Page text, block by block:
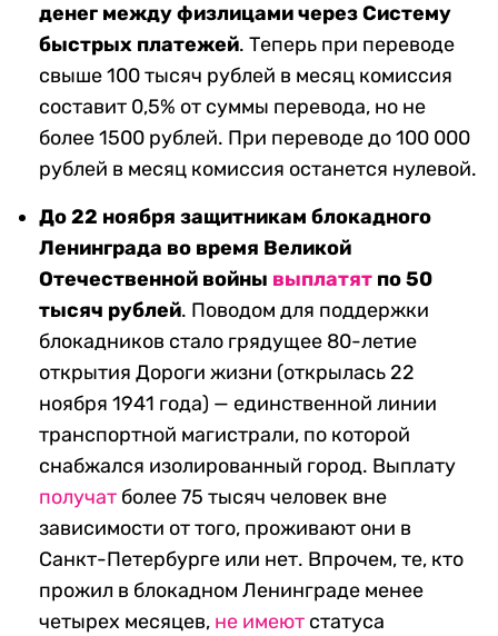
денег между физлицами через Систему
быстрых платежей. Теперь при переводе
свыше 100 тысяч рублей в месяц комиссия
составит 0,5% от суммы перевода, но не
более 1500 рублей. При переводе до 100 000
рублей в месяц комиссия останется нулевой.
До 22 ноября защитникам блокадного
Ленинграда во время Великой
Отечественной войны выплатят по 50
тысяч рублей. Поводом для поддержки
блокадников стало грядущее 80-летие
открытия Дороги жизни (открылась 22
ноября 1941 года) — единственной линии
транспортной магистрали, по которой
снабжался изолированный город. Выплату
получат более 75 тысяч человек вне
зависимости от того, проживают они в
Санкт-Петербурге или нет. Впрочем, те, кто
прожил в блокадном Ленинграде менее
четырех месяцев, не имеют статуса